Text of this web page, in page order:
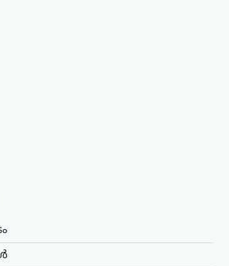
രൂപമാറ്റവുമായി
സംസ്ഥാന
അധികാരമില്ലെന്ന്
റോഡ് ഗതാഗത മന്ത്രി നിതിൻ